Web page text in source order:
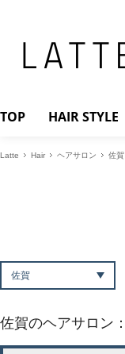
TOP HAIR STYLE
Latte Hair ヘアサロン 佐賀
佐賀のヘアサロン：